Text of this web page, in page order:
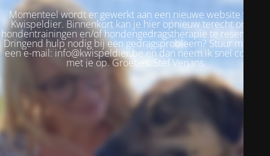
Momenteel wordt er gewerkt aan een nieuwe website voor
Kwispeldier. Binnenkort kan je hier opnieuw terecht om je
hondentrainingen en/of hondengedragstherapie te reserveren.
Dringend hulp nodig bij een gedragsprobleem? Stuur me dan
een e-mail: info@kwispeldier.be en dan neem ik snel contact
met je op. Groetjes, Stef Verjans